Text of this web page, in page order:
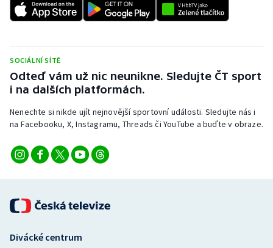
Sportovní střelba
Triatlon
Veslování
Vodní slalom
Volejbal
Ostatní
SOCIÁLNÍ SÍTĚ
Odteď vám už nic neunikne. Sledujte ČT sport
i na dalších platformách.
Nenechte si nikde ujít nejnovější sportovní události. Sledujte nás i
na Facebooku, X, Instagramu, Threads či YouTube a buďte v obraze.
Divácké centrum